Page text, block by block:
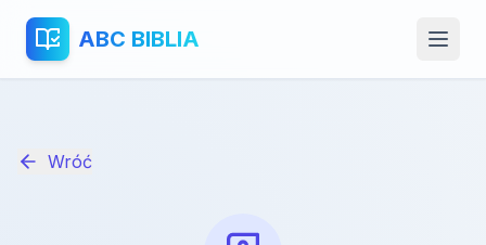
ABC BIBLIA
Wróć